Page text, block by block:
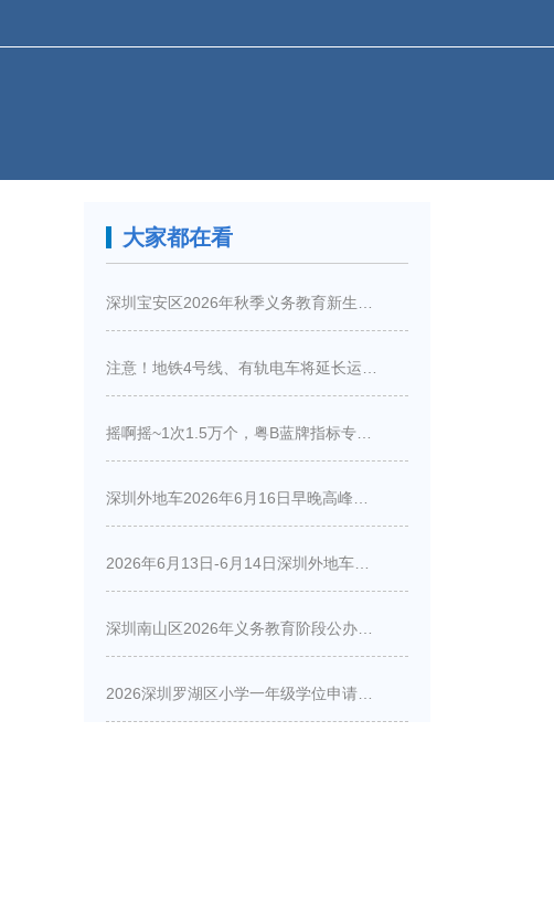
大家都在看